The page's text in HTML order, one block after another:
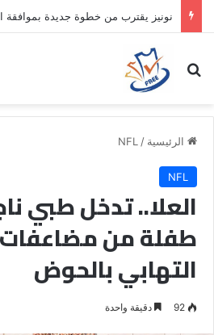
نونيز يقترب من خطوة جديدة بموافقة
بحث عن
الرئيسية /
NFL
NFL
العلا.. تدخل طبي
طفلة من
التهابي بالحوض
92 دقيقة واحدة